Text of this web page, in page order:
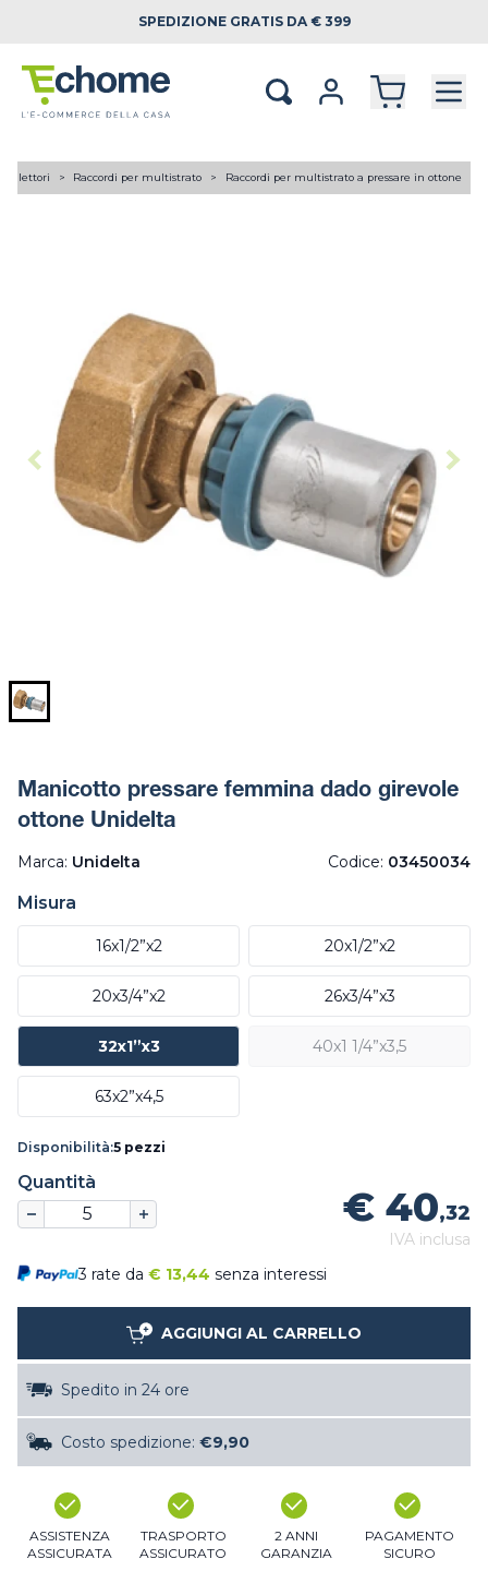
SPEDIZIONE GRATIS DA € 399
collettori Raccordi per multistrato Raccordi per multistrato a pressare in ottone
Manicotto pressare femmina dado girevole
ottone Unidelta
Marca: Unidelta Codice: 03450034
Misura
16x1/2”x2 20x1/2”x2
20x3/4”x2 26x3/4”x3
32x1”x3 40x1 1/4”x3,5
63x2”x4,5
Disponibilità:5 pezzi
Quantità
€ 40,32
IVA inclusa
3 rate da € 13,44 senza interessi
AGGIUNGI AL CARRELLO
Spedito in 24 ore
Costo spedizione: €9,90
ASSISTENZA
ASSICURATA
TRASPORTO
ASSICURATO
2 ANNI
GARANZIA
PAGAMENTO
SICURO